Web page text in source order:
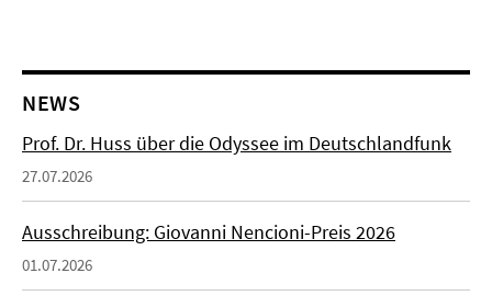
NEWS
Prof. Dr. Huss über die Odyssee im Deutschlandfunk
27.07.2026
Ausschreibung: Giovanni Nencioni-Preis 2026
01.07.2026